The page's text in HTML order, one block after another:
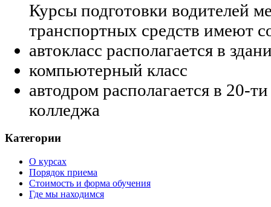
Курсы подготовки водителей
транспортных средств имеют
автокласс располагается в
компьютерный класс
автодром располагается в 20-
колледжа
Категории
О курсах
Порядок приема
Стоимость и форма обучения
Где мы находимся